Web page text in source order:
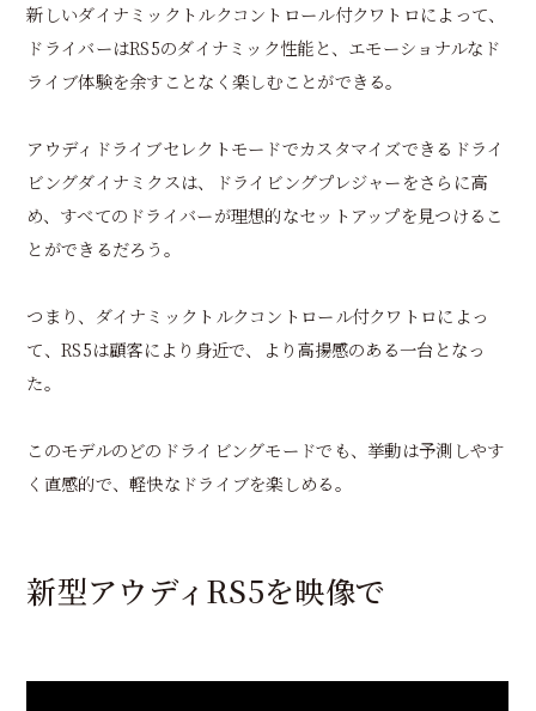
新しいダイナミックトルクコントロール付クワトロによって、
ドライバーはRS5のダイナミック性能と、エモーショナルなド
ライブ体験を余すことなく楽しむことができる。
アウディドライブセレクトモードでカスタマイズできるドライ
ビングダイナミクスは、ドライビングプレジャーをさらに高
め、すべてのドライバーが理想的なセットアップを見つけるこ
とができるだろう。
つまり、ダイナミックトルクコントロール付クワトロによっ
て、RS5は顧客により身近で、より高揚感のある一台となっ
た。
このモデルのどのドライビングモードでも、挙動は予測しやす
く直感的で、軽快なドライブを楽しめる。
新型アウディRS5を映像で